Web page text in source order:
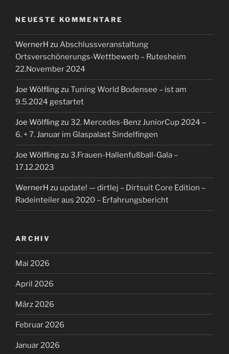
NEUESTE KOMMENTARE
WernerH zu Abschlussveranstaltung
Ortsverschönerungs-Wettbewerb – Rutesheim
22.November 2024
Joe Wölflingzu Tuning World Bodensee – ist am
9.5.2024 gestartet
Joe Wölflingzu 32. Mercedes-Benz JuniorCup 2024 –
6. + 7. Januar im Glaspalast Sindelfingen
Joe Wölflingzu 3.Frauen-Hallenfußball-Gala –
17.12.2023
WernerH zu update! — dirtlej – Dirtsuit Core Edition –
Radeinteiler aus 2020 – Erfahrungsbericht
ARCHIV
Mai 2026
April 2026
März 2026
Februar 2026
Januar 2026